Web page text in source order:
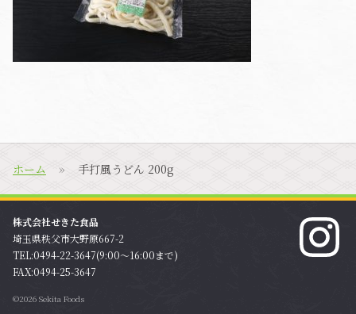
ホーム 手打風うどん 200g
株式会社せきた食品
埼玉県秩父市大野原667-2
TEL:0494-22-3647(9:00〜16:00まで)
FAX:0494-25-3647
©2026 Sekita Foods